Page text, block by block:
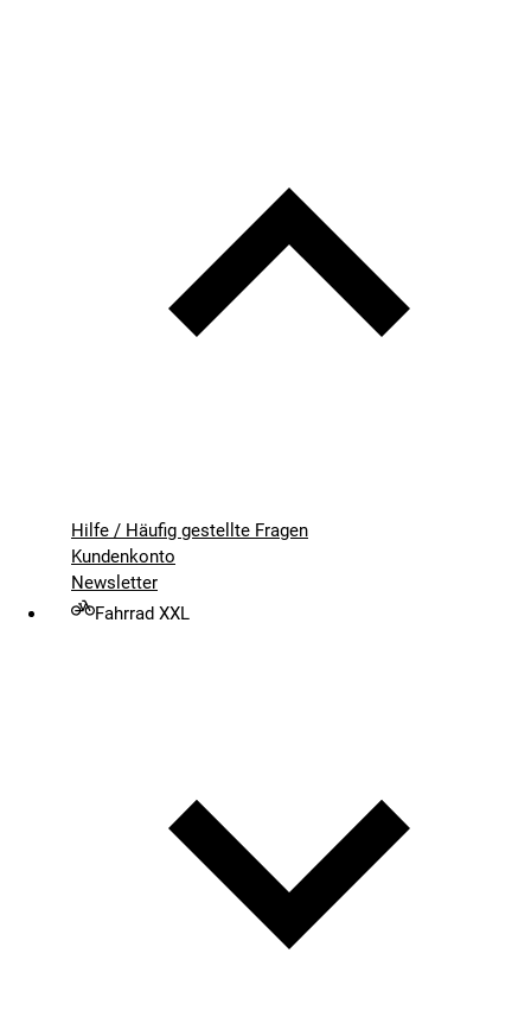
Hilfe / Häufig gestellte Fragen
Kundenkonto
Newsletter
Fahrrad XXL